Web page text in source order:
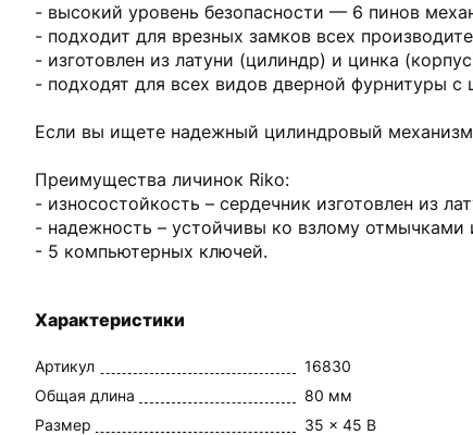
- высокий уровень безопасности — 6 пинов
- подходит для врезных замков всех
- изготовлен из латуни (цилиндр) и цинка
- подходят для всех видов дверной фурнитуры с
Если вы ищете надежный цилиндровый
Преимущества личинок Riko:
- износостойкость – сердечник изготовлен из
- надежность – устойчивы ко взлому
- 5 компьютерных ключей.
Характеристики
Артикул
16830
Общая длина
80 мм
Размер
35 x 45 В